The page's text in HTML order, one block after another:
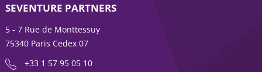
SEVENTURE PARTNERS
5 - 7 Rue de Monttessuy
75340 Paris Cedex 07
+33 1 57 95 05 10